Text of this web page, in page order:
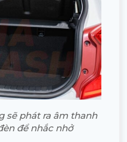
sẽ phát ra âm thanh
để nhắc nhở